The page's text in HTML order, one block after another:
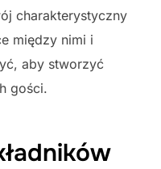
charakterystyczny
między nimi i
aby stworzyć
gości.